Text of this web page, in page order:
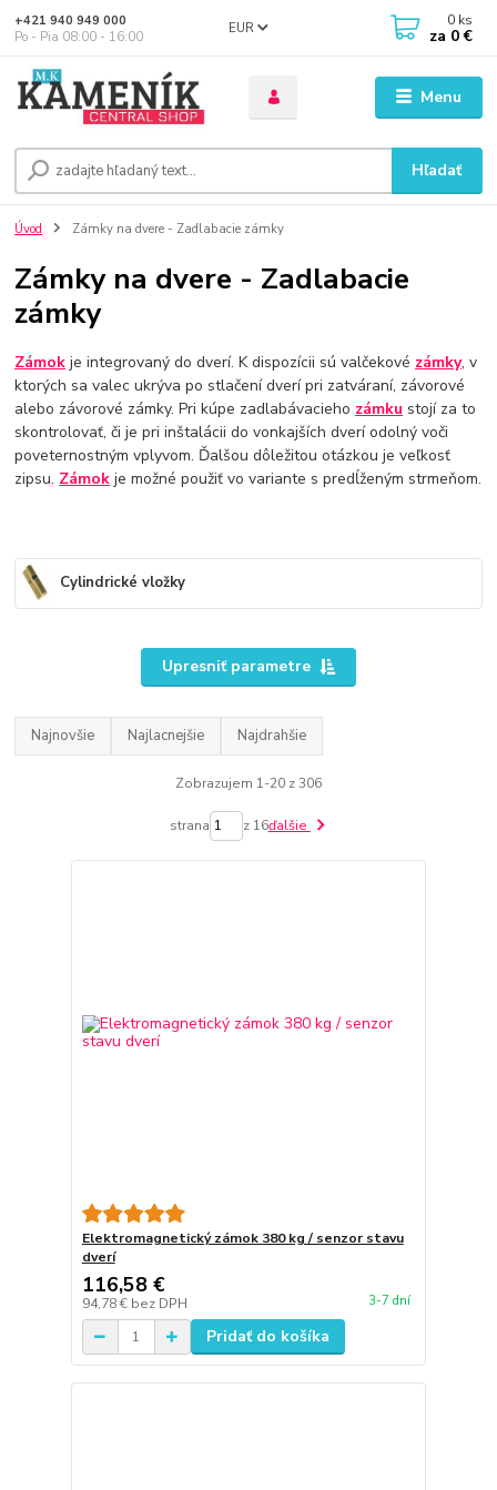
Menu
EUR
Hľadať
+421 940 949 000
Po - Pia 08:00 - 16:00
0 ks
za 0 €
Úvod Zámky na dvere - Zadlabacie zámky
Zámky na dvere - Zadlabacie
zámky
Zámok je integrovaný do dverí. K dispozícii sú valčekové zámky, v
ktorých sa valec ukrýva po stlačení dverí pri zatváraní, závorové
alebo závorové zámky. Pri kúpe zadlabávacieho zámku stojí za to
skontrolovať, či je pri inštalácii do vonkajších dverí odolný voči
poveternostným vplyvom. Ďalšou dôležitou otázkou je veľkosť
zipsu. Zámok je možné použiť vo variante s predĺženým strmeňom.
Cylindrické vložky
Upresniť parametre
Najnovšie Najlacnejšie Najdrahšie
Zobrazujem 1-20 z 306
strana z 16ďalšie
Elektromagnetický zámok 380 kg / senzor stavu
dverí
116,58 €
94,78 € bez DPH 3-7 dní
Pridať do košíka